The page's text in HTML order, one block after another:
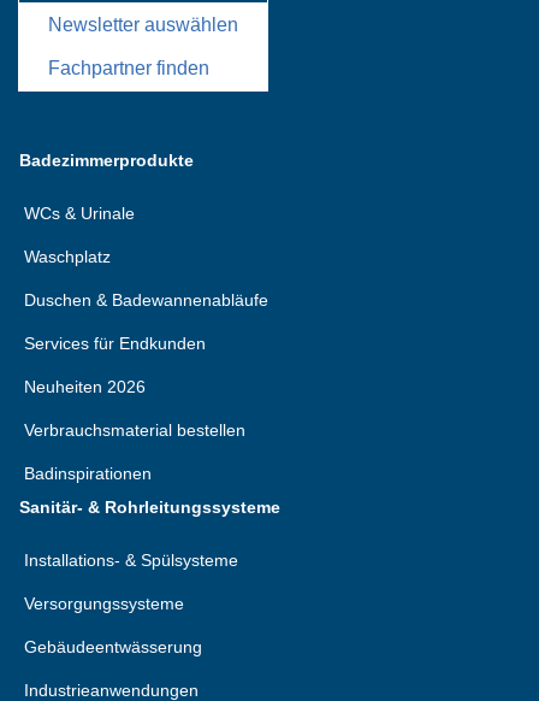
Newsletter auswählen
Fachpartner finden
Badezimmerprodukte
WCs & Urinale
Waschplatz
Duschen & Badewannenabläufe
Services für Endkunden
Neuheiten 2026
Verbrauchsmaterial bestellen
Badinspirationen
Sanitär- & Rohrleitungssysteme
Installations- & Spülsysteme
Versorgungssysteme
Gebäudeentwässerung
Industrieanwendungen